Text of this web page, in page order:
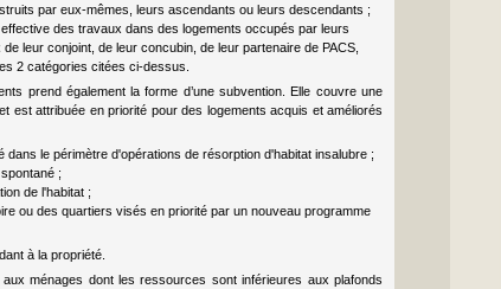
par eux-mêmes, leurs ascendants ou leurs descendants ;
des travaux dans des logements occupés par leurs
leur conjoint, de leur concubin, de leur partenaire de PACS,
2 catégories citées ci-dessus.
prend également la forme d’une subvention. Elle couvre une
est attribuée en priorité pour des logements acquis et améliorés
le périmètre d'opérations de résorption d'habitat insalubre ;
;
de l'habitat ;
ou des quartiers visés en priorité par un nouveau programme
à la propriété.
ménages dont les ressources sont inférieures aux plafonds